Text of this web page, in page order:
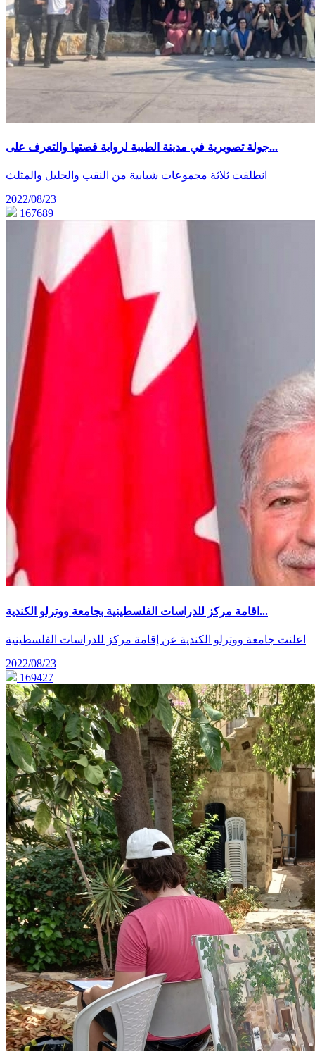
جولة تصويرية في مدينة الطيبة لرواية قصتها والتعرف على...
انطلقت ثلاثة مجموعات شبابية من النقب والجليل والمثلث
2022/08/23
167689
اقامة مركز للدراسات الفلسطينية بجامعة ووترلو الكندية...
اعلنت جامعة ووترلو الكندية عن إقامة مركز للدراسات الفلسطينية
2022/08/23
169427